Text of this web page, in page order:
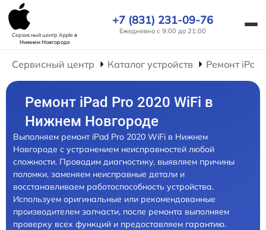
Сервисный центр Appleв
Нижнем Новгороде
+7 (831) 231-09-76
Ежедневно с 9:00 до 21:00
Сервисный центр Каталог устройств Ремонт iPad
Ремонт iPad Pro 2020 WiFi в
Нижнем Новгороде
Выполняем ремонт iPad Pro 2020 WiFi в Нижнем
Новгороде с устранением неисправностей любой
сложности. Проводим диагностику, выявляем причины
поломки, заменяем неисправные детали и
восстанавливаем работоспособность устройства.
Используем оригинальные или рекомендованные
производителем запчасти, после ремонта выполняем
проверку всех функций и предоставляем гарантию.